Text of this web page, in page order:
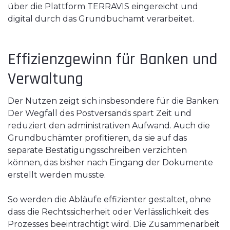
über die Plattform TERRAVIS eingereicht und
digital durch das Grundbuchamt verarbeitet.
Effizienzgewinn für Banken und
Verwaltung
Der Nutzen zeigt sich insbesondere für die Banken:
Der Wegfall des Postversands spart Zeit und
reduziert den administrativen Aufwand. Auch die
Grundbuchämter profitieren, da sie auf das
separate Bestätigungsschreiben verzichten
können, das bisher nach Eingang der Dokumente
erstellt werden musste.
So werden die Abläufe effizienter gestaltet, ohne
dass die Rechtssicherheit oder Verlässlichkeit des
Prozesses beeinträchtigt wird. Die Zusammenarbeit